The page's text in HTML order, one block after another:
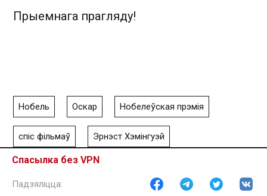
Прыемнага прагляду!
Спасылка без VPN
Нобель Оскар Нобелеўская прэмія
спіс фільмаў Эрнэст Хэмінгуэй
Юджын О'Ніл